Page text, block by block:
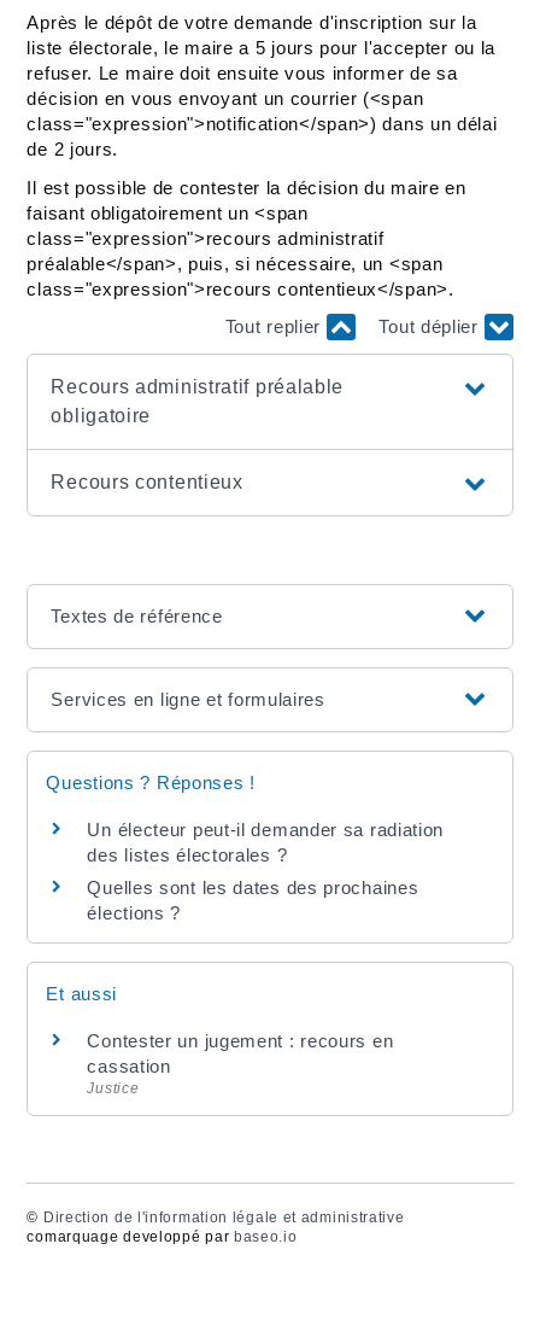
Après le dépôt de votre demande d'inscription sur la
liste électorale, le maire a 5 jours pour l'accepter ou la
refuser. Le maire doit ensuite vous informer de sa
décision en vous envoyant un courrier (<span
class="expression">notification</span>) dans un délai
de 2 jours.
Il est possible de contester la décision du maire en
faisant obligatoirement un <span
class="expression">recours administratif
préalable</span>, puis, si nécessaire, un <span
class="expression">recours contentieux</span>.
Tout replier
Tout déplier
Recours administratif préalable
obligatoire
Recours contentieux
Textes de référence
Services en ligne et formulaires
Questions ? Réponses !
Un électeur peut-il demander sa radiation
des listes électorales ?
Quelles sont les dates des prochaines
élections ?
Et aussi
Contester un jugement : recours en
cassation
Justice
© Direction de l'information légale et administrative
comarquage developpé par baseo.io